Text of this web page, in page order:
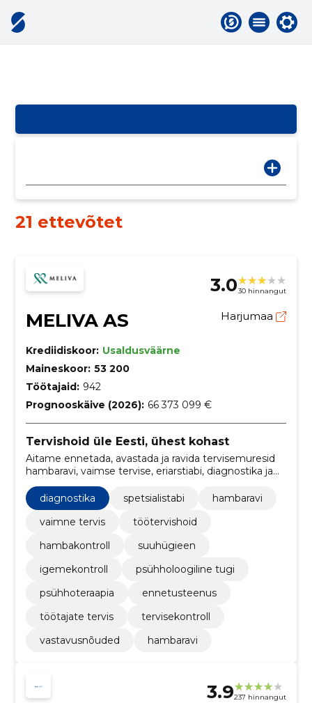
21 ettevõtet
3.030 hinnangut
MELIVA AS Harjumaa
Krediidiskoor: Usaldusväärne
Maineskoor: 53 200
Töötajaid: 942
Prognooskäive (2026): 66 373 099 €
Tervishoid üle Eesti, ühest kohast
Aitame ennetada, avastada ja ravida tervisemuresid
hambaravi, vaimse tervise, eriarstiabi, diagnostika ja
töötervishoiuga. Kliinikud ja mobiilsed teenused üle
Eesti.diagnostika spetsialistabi
hambaravi
vaimne tervis
töötervishoid
hambakontroll
suuhügieen
igemekontroll
psühholoogiline tugi
psühhoteraapia
ennetusteenus
töötajate tervis
tervisekontroll
vastavusnõuded
hambaravi
3.9237 hinnangut